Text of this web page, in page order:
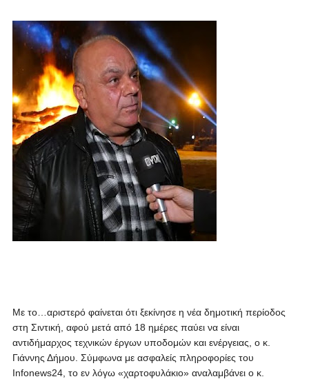
Με το…αριστερό φαίνεται ότι ξεκίνησε η νέα δημοτική περίοδος
στη Σιντική, αφού μετά από 18 ημέρες παύει να είναι
αντιδήμαρχος τεχνικών έργων υποδομών και ενέργειας, ο κ.
Γιάννης Δήμου. Σύμφωνα με ασφαλείς πληροφορίες του
Infonews24, το εν λόγω «χαρτοφυλάκιο» αναλαμβάνει ο κ.